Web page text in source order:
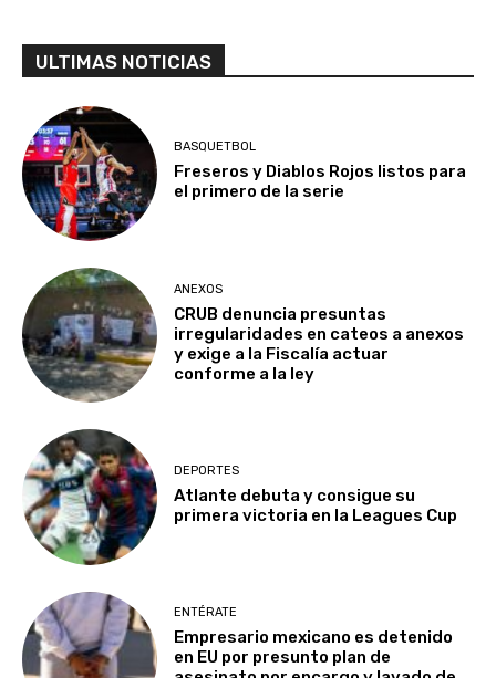
ULTIMAS NOTICIAS
BASQUETBOL
Freseros y Diablos Rojos listos para
el primero de la serie
ANEXOS
CRUB denuncia presuntas
irregularidades en cateos a anexos
y exige a la Fiscalía actuar
conforme a la ley
DEPORTES
Atlante debuta y consigue su
primera victoria en la Leagues Cup
ENTÉRATE
Empresario mexicano es detenido
en EU por presunto plan de